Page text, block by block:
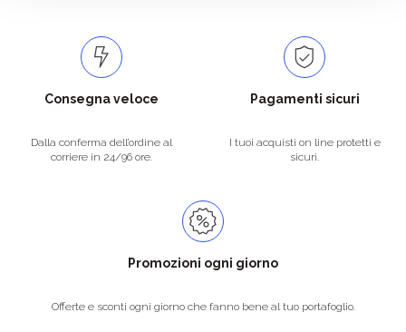
Consegna veloce
Dalla conferma dell’ordine al
corriere in 24/96 ore.
Pagamenti sicuri
I tuoi acquisti on line protetti e
sicuri.
Promozioni ogni giorno
Offerte e sconti ogni giorno che fanno bene al tuo portafoglio.